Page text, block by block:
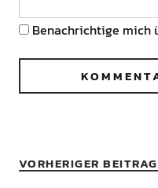
Benachrichtige mich
VORHERIGER BEITRAG